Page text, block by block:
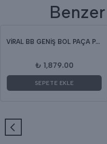
VİRAL BB GENİŞ BOL PAÇA PANTOLON
₺ 1,879.00
SEPETE EKLE